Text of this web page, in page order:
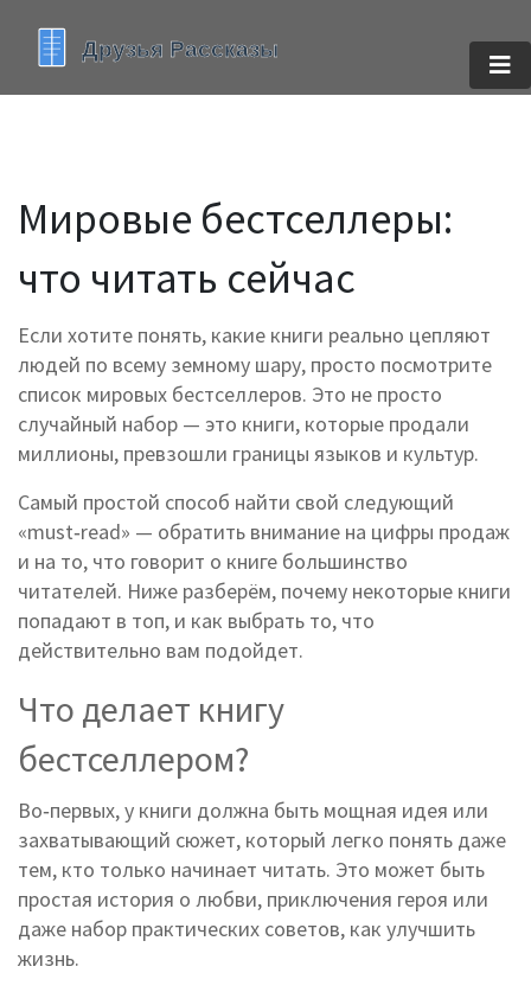
Мировые бестселлеры:
что читать сейчас
Если хотите понять, какие книги реально цепляют
людей по всему земному шару, просто посмотрите
список мировых бестселлеров. Это не просто
случайный набор — это книги, которые продали
миллионы, превзошли границы языков и культур.
Самый простой способ найти свой следующий
«must‑read» — обратить внимание на цифры продаж
и на то, что говорит о книге большинство
читателей. Ниже разберём, почему некоторые книги
попадают в топ, и как выбрать то, что
действительно вам подойдет.
Что делает книгу
бестселлером?
Во‑первых, у книги должна быть мощная идея или
захватывающий сюжет, который легко понять даже
тем, кто только начинает читать. Это может быть
простая история о любви, приключения героя или
даже набор практических советов, как улучшить
жизнь.